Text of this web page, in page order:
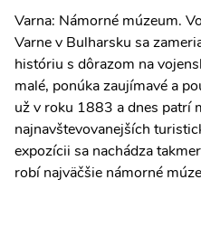
Varna: Námorné múzeum.
Varne v Bulharsku sa
históriu s dôrazom na
malé, ponúka zaujímavé a
už v roku 1883 a dnes patrí
najnavštevovanejších
expozícii sa nachádza
robí najväčšie námorné